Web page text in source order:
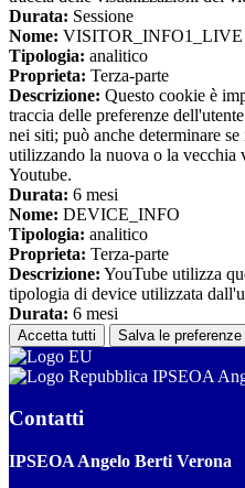
Durata: Sessione
Nome: VISITOR_INFO1_LIVE
Tipologia: analitico
Proprieta: Terza-parte
Descrizione: Questo cookie è
traccia delle preferenze
nei siti; può anche determinare
utilizzando la nuova o la vecchia
Youtube.
Durata: 6 mesi
Nome: DEVICE_INFO
Tipologia: analitico
Proprieta: Terza-parte
Descrizione: YouTube utilizza
tipologia di device utilizzata
Durata: 6 mesi
Accetta tutti Salva le preferenze
IPSEOA
Contatti
IPSEOA Angelo Berti Verona